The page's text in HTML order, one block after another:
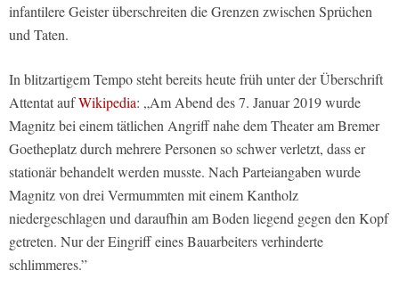
infantilere Geister überschreiten die Grenzen zwischen Sprüchen
und Taten.
In blitzartigem Tempo steht bereits heute früh unter der Überschrift
Attentat aufWikipedia: „Am Abend des 7. Januar 2019 wurde
Magnitz bei einem tätlichen Angriff nahe dem Theater am Bremer
Goetheplatz durch mehrere Personen so schwer verletzt, dass er
stationär behandelt werden musste. Nach Parteiangaben wurde
Magnitz von drei Vermummten mit einem Kantholz
niedergeschlagen und daraufhin am Boden liegend gegen den Kopf
getreten. Nur der Eingriff eines Bauarbeiters verhinderte
schlimmeres.”